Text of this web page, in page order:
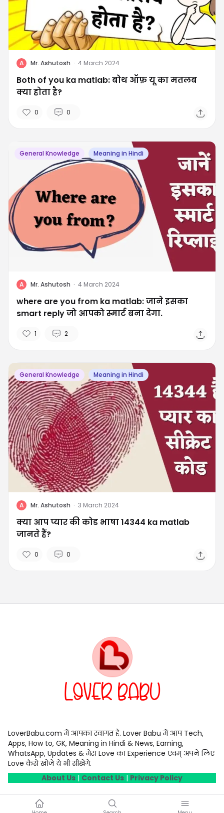
A Mr. Ashutosh · 4 March 2024
Both of you ka matlab: बोथ ऑफ़ यू का मतलब
क्या होता है?
0 0
General Knowledge Meaning in Hindi
A Mr. Ashutosh · 4 March 2024
where are you from ka matlab: जाने इसका
smart reply जो आपको स्मार्ट बना देगा.
1 2
General Knowledge Meaning in Hindi
A Mr. Ashutosh · 3 March 2024
क्या आप प्यार की कोड भाषा 14344 ka matlab
जानते हैं?
0 0
LoverBabu.com में आपका स्वागत है. Lover Babu में आप Tech,
Apps, How to, GK, Meaning in Hindi & News, Earning,
WhatsApp, Updates & मेरा Love का Experience एवम् अपने लिए
Love कैसे खोजे ये भी सीखेंगे.
About Us | Contact Us | Privacy Policy